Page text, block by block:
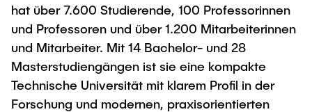
hat über 7.600 Studierende, 100 Professorinnen
und Professoren und über 1.200 Mitarbeiterinnen
und Mitarbeiter. Mit 14 Bachelor- und 28
Masterstudiengängen ist sie eine kompakte
Technische Universität mit klarem Profil in der
Forschung und modernen, praxisorientierten